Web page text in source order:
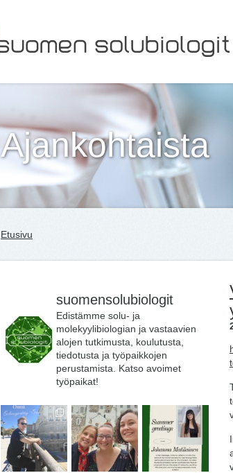
Ajankohtaista
Etusivu
suomensolubiologit
Edistämme solu- ja
molekyylibiologian ja vastaavien
alojen tutkimusta, koulutusta,
tiedotusta ja työpaikkojen
perustamista. Katso avoimet
työpaikat!